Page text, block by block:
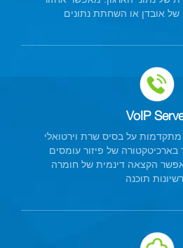
VoIP
מתקדמות על בסיס שרת וירטואלי
בארכיטקטורה של פיזור עומסים
הקצאה דינמית של חומרה